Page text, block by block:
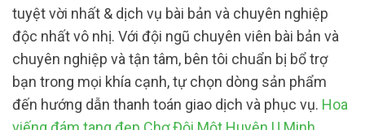
tuyệt vời nhất & dịch vụ bài bản và chuyên nghiệp
độc nhất vô nhị. Với đội ngũ chuyên viên bài bản và
chuyên nghiệp và tận tâm, bên tôi chuẩn bị bổ trợ
bạn trong mọi khía cạnh, tự chọn dòng sản phẩm
đến hướng dẫn thanh toán giao dịch và phục vụ. Hoa